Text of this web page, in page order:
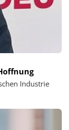
Industrie